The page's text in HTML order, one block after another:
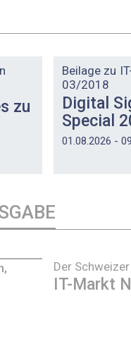
zu
Beilage zu
03/2018
Digital
Special
01.08.2026 -
Der
IT-Markt